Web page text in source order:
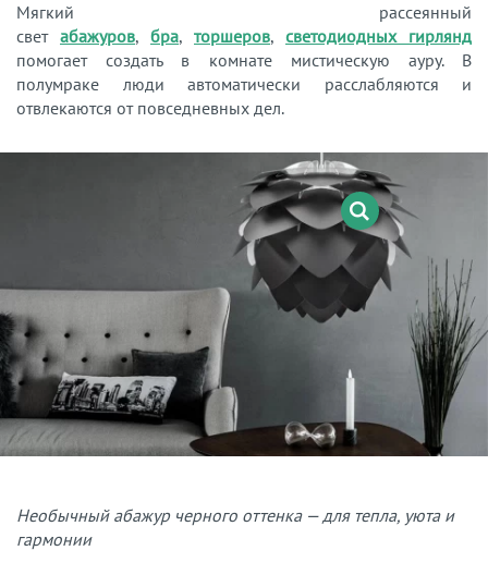
Мягкий рассеянный
свет абажуров, бра, торшеров, светодиодных гирлянд
помогает создать в комнате мистическую ауру. В
полумраке люди автоматически расслабляются и
отвлекаются от повседневных дел.
Необычный абажур черного оттенка — для тепла, уюта и
гармонии